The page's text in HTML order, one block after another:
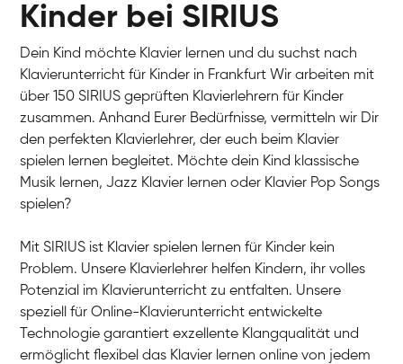
Kinder bei SIRIUS
Dein Kind möchte Klavier lernen und du suchst nach
Klavierunterricht für Kinder in Frankfurt Wir arbeiten mit
über 150 SIRIUS geprüften Klavierlehrern für Kinder
zusammen. Anhand Eurer Bedürfnisse, vermitteln wir Dir
den perfekten Klavierlehrer, der euch beim Klavier
spielen lernen begleitet. Möchte dein Kind klassische
Musik lernen, Jazz Klavier lernen oder Klavier Pop Songs
spielen?
Mit SIRIUS ist Klavier spielen lernen für Kinder kein
Problem. Unsere Klavierlehrer helfen Kindern, ihr volles
Potenzial im Klavierunterricht zu entfalten. Unsere
speziell für Online-Klavierunterricht entwickelte
Technologie garantiert exzellente Klangqualität und
ermöglicht flexibel das Klavier lernen online von jedem